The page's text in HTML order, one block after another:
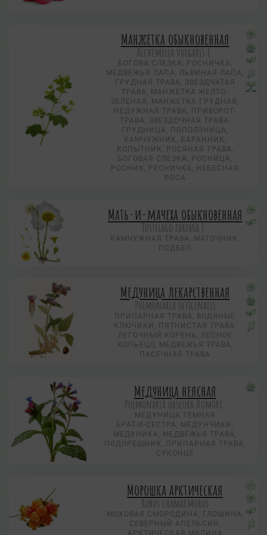
Манжетка обыкновенная
Alchemilla vulgaris L.
БОГОВА СЛЕЗКА, РОСНИЧКА,
МЕДВЕЖЬЯ ЛАПА, ЛЬВИНАЯ ЛАПА,
ГРУДНАЯ ТРАВА, ЗВЕЗДЧАТАЯ
ТРАВА, МАНЖЕТКА ЖЕЛТО-
ЗЕЛЕНАЯ, МАНЖЕТКА ГРУДНАЯ,
НЕДУЖНАЯ ТРАВА, ПРИВОРОТ-
ТРАВА, ЗВЕЗДОЧНАЯ ТРАВА,
ГРУДНИЦА, ПОПОЛЗНИЦА,
КАМЧУЖНИК, БАРАННИК,
КОПЫТНИК, РОСЯНАЯ ТРАВА,
БОГОВАЯ СЛЕЗКА, РОСНИЦА,
РОСНИК, РЕСНИЧКА, НЕБЕСНАЯ
РОСА
Мать-и-мачеха обыкновенная
Tussilago farfara L.
КАМЧУЖНАЯ ТРАВА, МАТОЧНИК,
ПОДБЕЛ
Медуница лекарственная
Pulmonaria officinalis
ПРИПАРНАЯ ТРАВА, ВОДЯНЫЕ
КЛЮЧИКИ, ПЯТНИСТАЯ ТРАВА,
ЛЕГОЧНЫЙ КОРЕНЬ, ЛЕСНОЕ
КОПЬЕЦО, МЕДВЕЖЬЯ ТРАВА,
ПАСЕЧНАЯ ТРАВА
Медуница неясная
Pulmonaria obscura Dumort.
МЕДУНИЦА ТЕМНАЯ
БРАТ-И-СЕСТРА, МЕДУНЧИКИ,
МЕДУНИКА, МЕДВЕЖЬЯ ТРАВА,
ПОДОРЕШНИК, ПРИПАРНАЯ ТРАВА,
СУКОНЦЕ
Морошка арктическая
Rubus chamaemorus
МОХОВАЯ СМОРОДИНА, ГЛОШИНА,
СЕВЕРНЫЙ АПЕЛЬСИН,
АРКТИЧЕСКАЯ МАЛИНА